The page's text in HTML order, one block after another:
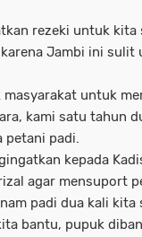
rezeki untuk
Jambi ini sulit
untuk
kami satu tahun
petani padi.
kepada
agar mensuport
padi dua kali
bantu, pupuk